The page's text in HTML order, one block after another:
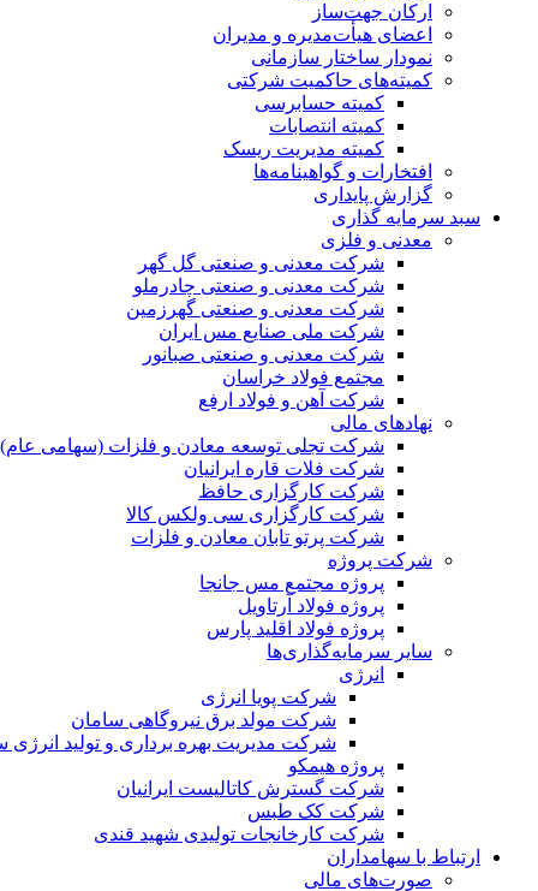
ارکان جهت‌ساز
اعضای هیأت‌مدیره و مدیران
نمودار ساختار سازمانی
کمیته‌های حاکمیت شرکتی
کمیته حسابرسی
کمیته انتصابات
کمیته مدیریت ریسک
افتخارات و گواهینامه‌ها
گزارش پایداری
سبد سرمایه گذاری
معدنی و فلزی
شرکت معدنی و صنعتی گل گهر
شرکت معدنی و صنعتی چادرملو
شرکت معدنی و صنعتی گهرزمین
شرکت ملی صنایع مس ایران
شرکت معدنی و صنعتی صبانور
مجتمع فولاد خراسان
شرکت آهن و فولاد ارفع
نهادهای مالی
شرکت تجلی توسعه معادن و فلزات (سهامی عام)
شرکت فلات قاره ایرانیان
شرکت کارگزاری حافظ
شرکت کارگزاری سی ولکس کالا
شرکت پرتو تابان معادن و فلزات
شرکت پروژه
پروژه مجتمع مس جانجا
پروژه فولاد آرتاویل
پروژه فولاد اقلید پارس
سایر سرمایه‌گذاری‌ها
انرژی
شرکت پویا انرژی
شرکت مولد برق نیروگاهی سامان
شرکت مدیریت بهره برداری و تولید انرژی
پروژه هیمکو
شرکت گسترش کاتالیست ایرانیان
شرکت کک طبس
شرکت کارخانجات تولیدی شهید قندی
ارتباط با سهامداران
صورت‌های مالی